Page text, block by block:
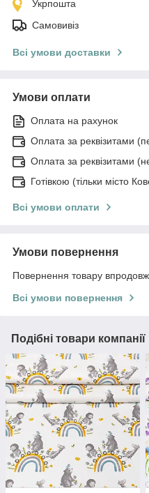
Укрпошта
Самовивіз
Всі умови доставки
Умови оплати
Оплата на рахунок
Оплата за реквізитами
Оплата за реквізитами
Готівкою (тільки місто
Всі умови оплати
Умови повернення
Повернення товару
Всі умови повернення
Подібні товари компанії